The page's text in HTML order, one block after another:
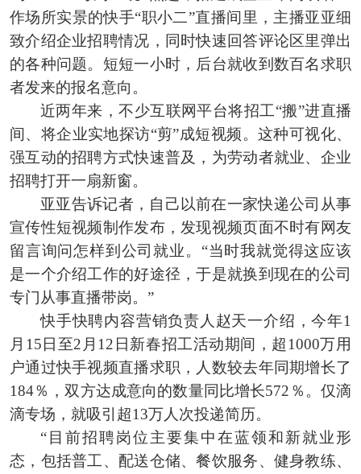
作场所实景的快手“职小二”直播间里，主播亚亚细
致介绍企业招聘情况，同时快速回答评论区里弹出
的各种问题。短短一小时，后台就收到数百名求职
者发来的报名意向。
近两年来，不少互联网平台将招工“搬”进直播
间、将企业实地探访“剪”成短视频。这种可视化、
强互动的招聘方式快速普及，为劳动者就业、企业
招聘打开一扇新窗。
亚亚告诉记者，自己以前在一家快递公司从事
宣传性短视频制作发布，发现视频页面不时有网友
留言询问怎样到公司就业。“当时我就觉得这应该
是一个介绍工作的好途径，于是就换到现在的公司
专门从事直播带岗。”
快手快聘内容营销负责人赵天一介绍，今年1
月15日至2月12日新春招工活动期间，超1000万用
户通过快手视频直播求职，人数较去年同期增长了
184％，双方达成意向的数量同比增长572％。仅滴
滴专场，就吸引超13万人次投递简历。
“目前招聘岗位主要集中在蓝领和新就业形
态，包括普工、配送仓储、餐饮服务、健身教练、